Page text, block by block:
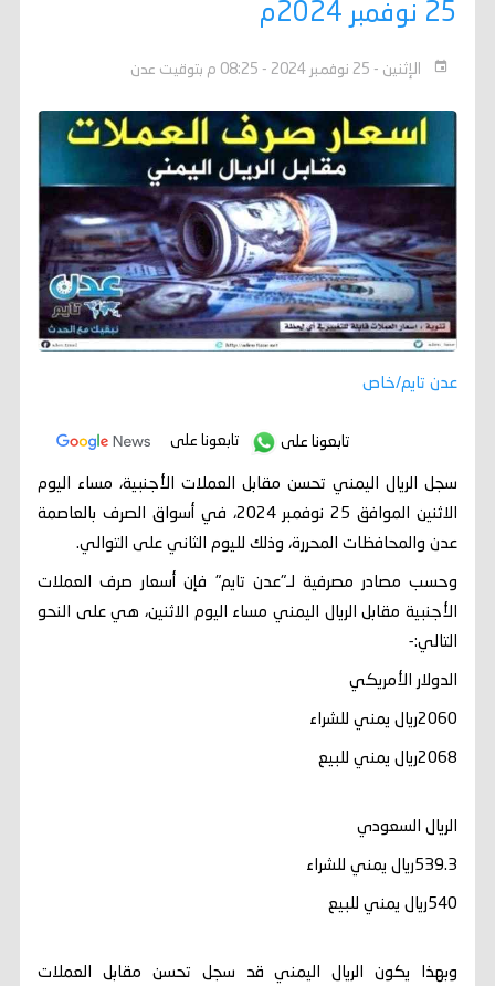
25 نوفمبر 2024م
الإثنين - 25 نوفمبر 2024 - 08:25 م بتوقيت عدن
عدن تايم/خاص
تابعونا على تابعونا على
سجل الريال اليمني تحسن مقابل العملات الأجنبية، مساء اليوم
الاثنين الموافق 25 نوفمبر 2024، في أسواق الصرف بالعاصمة
عدن والمحافظات المحررة، وذلك لليوم الثاني على التوالي.
وحسب مصادر مصرفية لـ"عدن تايم" فإن أسعار صرف العملات
الأجنبية مقابل الريال اليمني مساء اليوم الاثنين، هي على النحو
التالي:-
الدولار الأمريكي
2060ريال يمني للشراء
2068ريال يمني للبيع
الريال السعودي
539.3ريال يمني للشراء
540ريال يمني للبيع
وبهذا يكون الريال اليمني قد سجل تحسن مقابل العملات